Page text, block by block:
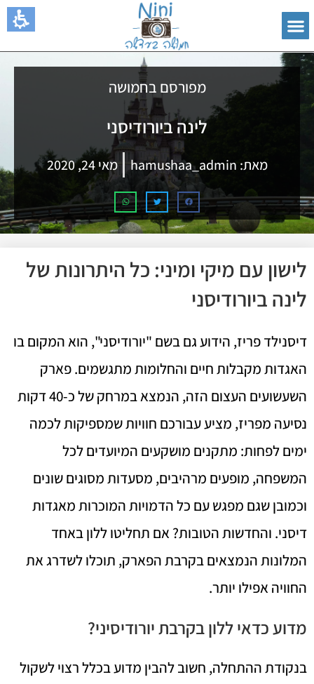
מפורסם בחמושה
לינה ביורודיסני
מאת: מאי 24, 2020
לישון עם מיקי ומיני: כל היתרונות של
לינה ביורודיסני
דיסנילד פריז, הידוע גם בשם "יורודיסני", הוא המקום בו
האגדות מקבלות חיים והחלומות מתגשמים. פארק
השעשועים העצום הזה, הנמצא במרחק של כ-40 דקות
נסיעה מפריז, מציע עבורכם חוויות שמספיקות לכמה
ימים לפחות: מתקנים מושקעים המיועדים לכל
המשפחה, מופעים מרהיבים, מסעדות מסוגים שונים
וכמובן שגם מפגש עם כל הדמויות המוכרות מאגדות
דיסני. והחדשות הטובות? אם תחליטו ללון באחד
המלונות הנמצאים בקרבת הפארק, תוכלו לשדרג את
החוויה אפילו יותר.
מדוע כדאי ללון בקרבת יורודיסיני?
בנקודת ההתחלה, חשוב להבין מדוע בכלל רצוי לשקול